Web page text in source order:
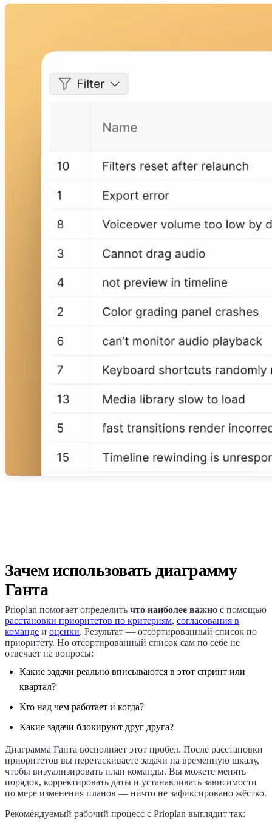
Зачем использовать диаграмму
Ганта
Prioplan помогает определить что наиболее важно с помощью
расстановки приоритетов по критериям, согласования в
команде и оценки. Результат — отсортированный список по
приоритету. Но отсортированный список сам по себе не
отвечает на вопросы:
Какие задачи реально вписываются в этот спринт или
квартал?
Кто над чем работает и когда?
Какие задачи блокируют друг друга?
Диаграмма Ганта восполняет этот пробел. После расстановки
приоритетов вы перетаскиваете задачи на временную шкалу,
чтобы визуализировать план команды. Вы можете менять
порядок, корректировать даты и устанавливать зависимости
по мере изменения планов — ничто не зафиксировано жёстко.
Рекомендуемый рабочий процесс с Prioplan выглядит так: